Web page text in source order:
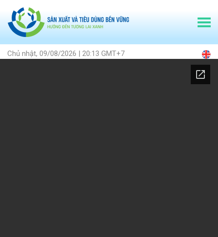
Chủ nhật, 09/08/2026 | 20:13 GMT+7